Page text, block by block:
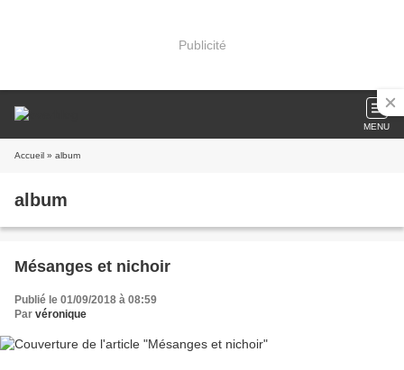
Publicité
MENU
Accueil » album
album
Mésanges et nichoir
Publié le 01/09/2018 à 08:59
Par véronique